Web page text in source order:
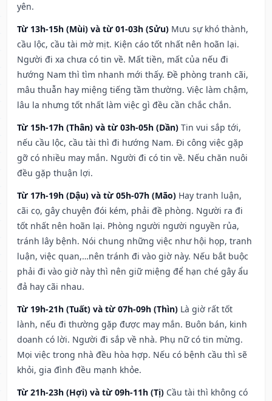
yên.
Từ 13h-15h (Mùi) và từ 01-03h (Sửu) Mưu sự khó thành,
cầu lộc, cầu tài mờ mịt. Kiện cáo tốt nhất nên hoãn lại.
Người đi xa chưa có tin về. Mất tiền, mất của nếu đi
hướng Nam thì tìm nhanh mới thấy. Đề phòng tranh cãi,
mâu thuẫn hay miệng tiếng tầm thường. Việc làm chậm,
lâu la nhưng tốt nhất làm việc gì đều cần chắc chắn.
Từ 15h-17h (Thân) và từ 03h-05h (Dần) Tin vui sắp tới,
nếu cầu lộc, cầu tài thì đi hướng Nam. Đi công việc gặp
gỡ có nhiều may mắn. Người đi có tin về. Nếu chăn nuôi
đều gặp thuận lợi.
Từ 17h-19h (Dậu) và từ 05h-07h (Mão) Hay tranh luận,
cãi cọ, gây chuyện đói kém, phải đề phòng. Người ra đi
tốt nhất nên hoãn lại. Phòng người người nguyền rủa,
tránh lây bệnh. Nói chung những việc như hội họp, tranh
luận, việc quan,…nên tránh đi vào giờ này. Nếu bắt buộc
phải đi vào giờ này thì nên giữ miệng để hạn ché gây ẩu
đả hay cãi nhau.
Từ 19h-21h (Tuất) và từ 07h-09h (Thìn) Là giờ rất tốt
lành, nếu đi thường gặp được may mắn. Buôn bán, kinh
doanh có lời. Người đi sắp về nhà. Phụ nữ có tin mừng.
Mọi việc trong nhà đều hòa hợp. Nếu có bệnh cầu thì sẽ
khỏi, gia đình đều mạnh khỏe.
Từ 21h-23h (Hợi) và từ 09h-11h (Tị) Cầu tài thì không có